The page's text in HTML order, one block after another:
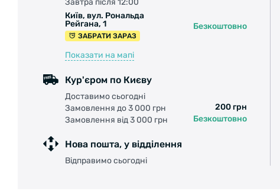
Завтра після 12:00
Київ, вул. Рональда
Рейгана, 1
ЗАБРАТИ ЗАРАЗ
Безкоштовно
Показати на мапі
Кур'єром по Києву
Доставимо сьогодні
Замовлення до 3 000 грн
200 грн
Замовлення від 3 000 грн
Безкоштовно
Нова пошта, у відділення
Відправимо сьогодні